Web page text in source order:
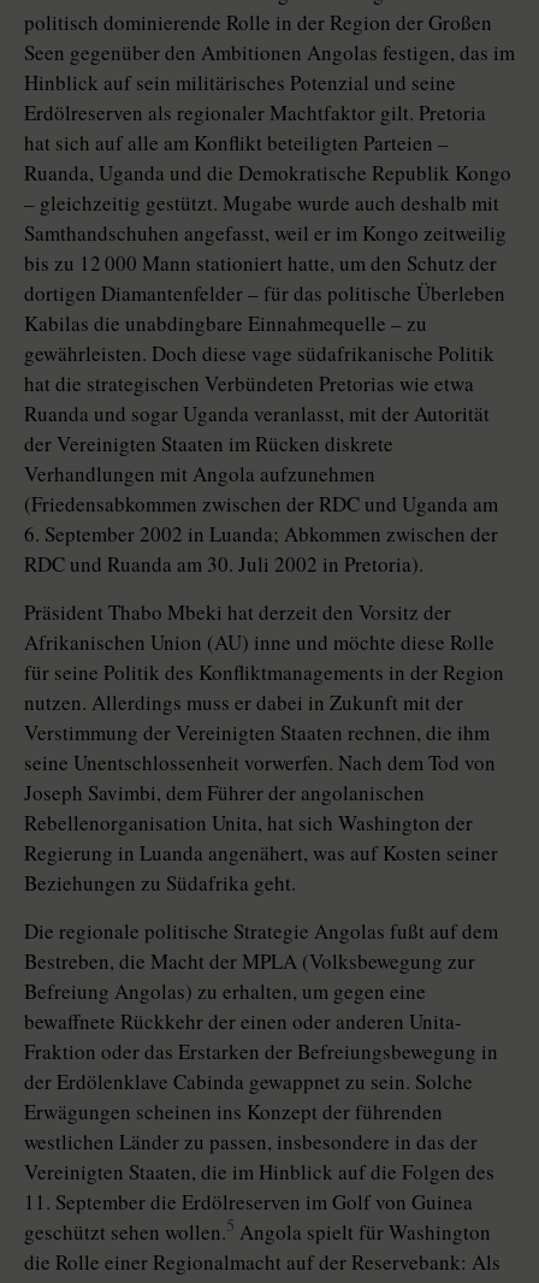
politisch dominierende Rolle in der Region der Großen
Seen gegenüber den Ambitionen Angolas festigen, das im
Hinblick auf sein militärisches Potenzial und seine
Erdölreserven als regionaler Machtfaktor gilt. Pretoria
hat sich auf alle am Konflikt beteiligten Parteien –
Ruanda, Uganda und die Demokratische Republik Kongo
– gleichzeitig gestützt. Mugabe wurde auch deshalb mit
Samthandschuhen angefasst, weil er im Kongo zeitweilig
bis zu 12 000 Mann stationiert hatte, um den Schutz der
dortigen Diamantenfelder – für das politische Überleben
Kabilas die unabdingbare Einnahmequelle – zu
gewährleisten. Doch diese vage südafrikanische Politik
hat die strategischen Verbündeten Pretorias wie etwa
Ruanda und sogar Uganda veranlasst, mit der Autorität
der Vereinigten Staaten im Rücken diskrete
Verhandlungen mit Angola aufzunehmen
(Friedensabkommen zwischen der RDC und Uganda am
6. September 2002 in Luanda; Abkommen zwischen der
RDC und Ruanda am 30. Juli 2002 in Pretoria).
Präsident Thabo Mbeki hat derzeit den Vorsitz der
Afrikanischen Union (AU) inne und möchte diese Rolle
für seine Politik des Konfliktmanagements in der Region
nutzen. Allerdings muss er dabei in Zukunft mit der
Verstimmung der Vereinigten Staaten rechnen, die ihm
seine Unentschlossenheit vorwerfen. Nach dem Tod von
Joseph Savimbi, dem Führer der angolanischen
Rebellenorganisation Unita, hat sich Washington der
Regierung in Luanda angenähert, was auf Kosten seiner
Beziehungen zu Südafrika geht.
Die regionale politische Strategie Angolas fußt auf dem
Bestreben, die Macht der MPLA (Volksbewegung zur
Befreiung Angolas) zu erhalten, um gegen eine
bewaffnete Rückkehr der einen oder anderen Unita-
Fraktion oder das Erstarken der Befreiungsbewegung in
der Erdölenklave Cabinda gewappnet zu sein. Solche
Erwägungen scheinen ins Konzept der führenden
westlichen Länder zu passen, insbesondere in das der
Vereinigten Staaten, die im Hinblick auf die Folgen des
11. September die Erdölreserven im Golf von Guinea
geschützt sehen wollen.5 Angola spielt für Washington
die Rolle einer Regionalmacht auf der Reservebank: Als